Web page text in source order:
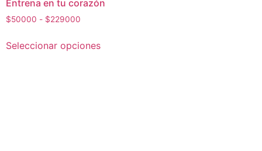
Entrena en tu corazón
$50000 - $229000
Seleccionar opciones